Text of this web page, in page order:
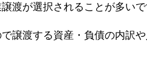
渡が選択されることが多いで
譲渡する資産・負債の内訳